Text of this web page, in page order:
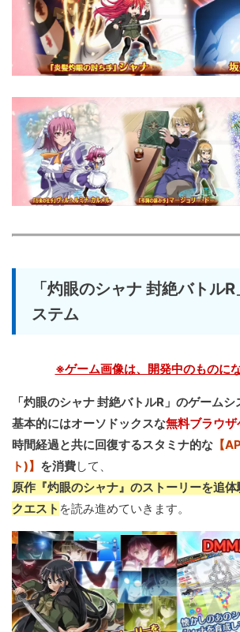
「灼眼のシャナ 封絶バトル
ステム
※ゲーム画像は、開発中のものに
「灼眼のシャナ 封絶バトルR」のゲームシ
基本的にはオーソドックスな無料ブラウザ
時間経過と共に回復するスタミナ的な 【
ト)】 を消費して、
原作『灼眼のシャナ』のストーリーを追
クエスト を読み進めていきます。